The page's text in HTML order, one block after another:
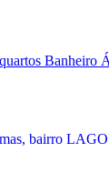
Banheiro